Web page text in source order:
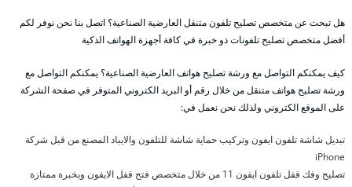
هل تبحث عن متخصص تصليح تلفون متنقل العارضية الصناعية؟ اتصل بنا نحن نوفر لكم
أفضل متخصص تصليح تلفونات ذو خبرة في كافة أجهزة الهواتف الذكية
كيف يمكنكم التواصل مع ورشة تصليح هواتف العارضية الصناعية؟ يمكنكم التواصل مع
ورشة تصليح هواتف متنقل من خلال رقم أو البريد الكتروني المتوفر في صفحة الشركة
على الموقع الكتروني ولذلك نحن نعمل في:
تبديل شاشة تلفون ايفون وتركيب حماية شاشة للتلفون والايباد المصنع من قبل شركة
iPhone
تصليح وفك قفل تلفون ايفون 11 من خلال متخصص فتح قفل الايفون وبخبرة ممتازة